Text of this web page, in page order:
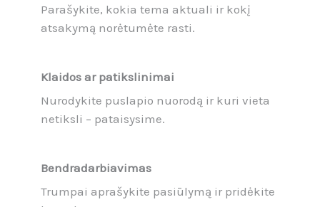
Parašykite, kokia tema aktuali ir kokį
atsakymą norėtumėte rasti.
Klaidos ar patikslinimai
Nurodykite puslapio nuorodą ir kuri vieta
netiksli – pataisysime.
Bendradarbiavimas
Trumpai aprašykite pasiūlymą ir pridėkite